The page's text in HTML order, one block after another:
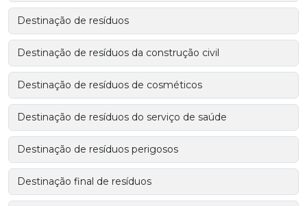
Destinação de resíduos
Destinação de resíduos da construção civil
Destinação de resíduos de cosméticos
Destinação de resíduos do serviço de saúde
Destinação de resíduos perigosos
Destinação final de resíduos